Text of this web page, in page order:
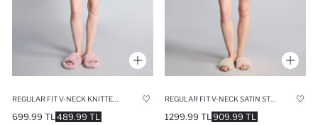
489.99 TL
699.99 TL 909.99 TL
1299.99 TL